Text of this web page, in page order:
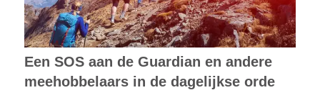
Een SOS aan de Guardian en andere
meehobbelaars in de dagelijkse orde